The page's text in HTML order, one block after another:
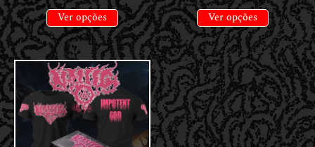
Ver opções Ver opções